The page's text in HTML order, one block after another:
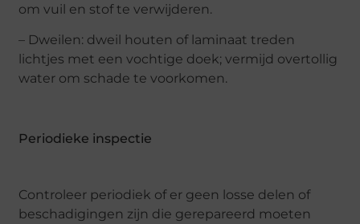
om vuil en stof te verwijderen.
– Dweilen: dweil houten of laminaat treden
lichtjes met een vochtige doek; vermijd overtollig
water om schade te voorkomen.
Periodieke inspectie
Controleer periodiek of er geen losse delen of
beschadigingen zijn die gerepareerd moeten